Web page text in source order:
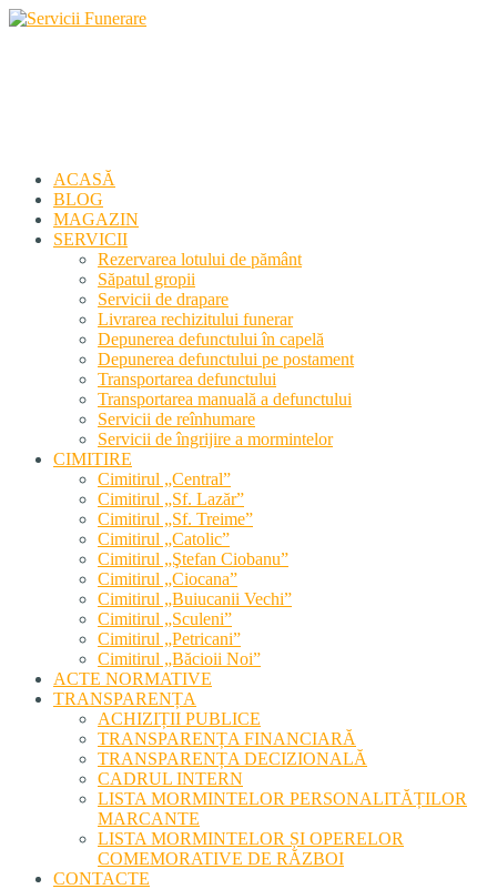
ACASĂ
BLOG
MAGAZIN
SERVICII
Rezervarea lotului de pământ
Săpatul gropii
Servicii de drapare
Livrarea rechizitului funerar
Depunerea defunctului în capelă
Depunerea defunctului pe postament
Transportarea defunctului
Transportarea manuală a defunctului
Servicii de reînhumare
Servicii de îngrijire a mormintelor
CIMITIRE
Cimitirul „Central”
Cimitirul „Sf. Lazăr”
Cimitirul „Sf. Treime”
Cimitirul „Catolic”
Cimitirul „Ştefan Ciobanu”
Cimitirul „Ciocana”
Cimitirul „Buiucanii Vechi”
Cimitirul „Sculeni”
Cimitirul „Petricani”
Cimitirul „Băcioii Noi”
ACTE NORMATIVE
TRANSPARENȚA
ACHIZIȚII PUBLICE
TRANSPARENȚA FINANCIARĂ
TRANSPARENȚA DECIZIONALĂ
CADRUL INTERN
LISTA MORMINTELOR PERSONALITĂȚILOR
MARCANTE
LISTA MORMINTELOR ȘI OPERELOR
COMEMORATIVE DE RĂZBOI
CONTACTE